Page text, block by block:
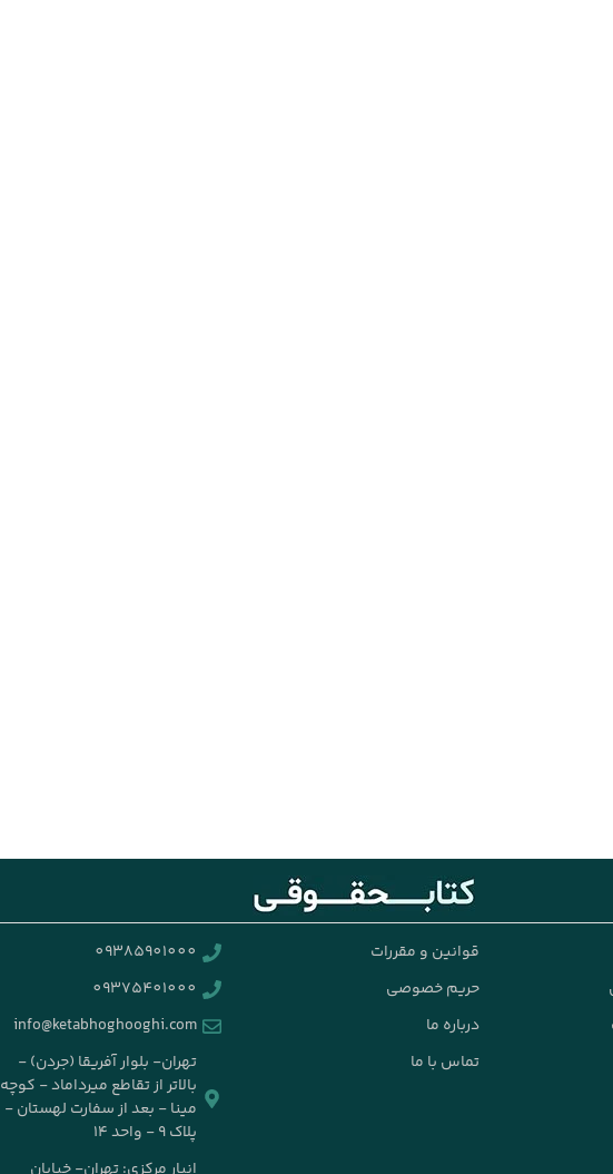
قوانین و مقررات
حریم خصوصی
درباره ما
تماس با ما
09385901000
09375401000
info@ketabhoghooghi.com
تهران- بلوار آفریقا (جردن) -
بالاتر از تقاطع میرداماد - کوچه
مینا - بعد از سفارت لهستان -
پلاک ۹ - واحد ۱۴